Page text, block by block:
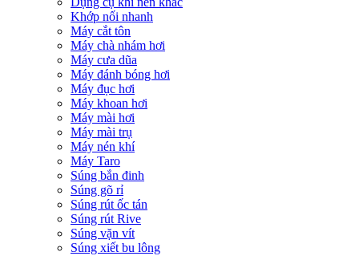
Khớp nối nhanh
Máy cắt tôn
Máy chà nhám hơi
Máy cưa dũa
Máy đánh bóng hơi
Máy đục hơi
Máy khoan hơi
Máy mài hơi
Máy mài trụ
Máy nén khí
Máy Taro
Súng bắn đinh
Súng gõ rỉ
Súng rút ốc tán
Súng rút Rive
Súng vặn vít
Súng xiết bu lông